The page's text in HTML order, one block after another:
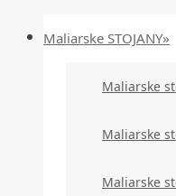
Maliarske STOJANY»
Maliarske
Maliarske
Maliarske